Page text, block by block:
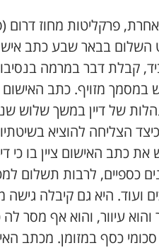
בבאר שבע כתב
קבלת דבר במרמה
במסמך מזויף. כתב
של דיין במשך שלוש
הצליחה להוציא בשיטתיות 623 אלף
את כתב האישום ציין בו כי
כספיים, לרבות תשלום
ועוד. היא גם קיבלה
והוא עיוור, והוא אף מסר
סכומי כסף במזומן. מכתב